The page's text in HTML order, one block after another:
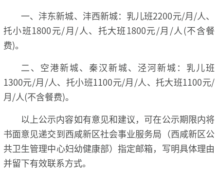
一、沣东新城、沣西新城：乳儿班2200元/月/人、
托小班1800元/月/人、托大班1800元/月/人(不含餐
费)。
二、空港新城、秦汉新城、泾河新城：乳儿班
1300元/月/人、托小班1100元/月/人、托大班1100元/
月/人(不含餐费)。
以上公示内容如有意见和建议，可在公示期限内将
书面意见递交到西咸新区社会事业服务局（西咸新区公
共卫生管理中心妇幼健康部）指定邮箱，写明具体理由
并留下有效联系方式。